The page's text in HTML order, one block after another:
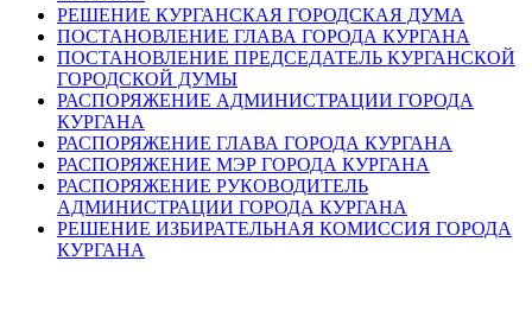
РЕШЕНИЕ КУРГАНСКАЯ ГОРОДСКАЯ ДУМА
ПОСТАНОВЛЕНИЕ ГЛАВА ГОРОДА КУРГАНА
ПОСТАНОВЛЕНИЕ ПРЕДСЕДАТЕЛЬ КУРГАНСКОЙ
ГОРОДСКОЙ ДУМЫ
РАСПОРЯЖЕНИЕ АДМИНИСТРАЦИИ ГОРОДА
КУРГАНА
РАСПОРЯЖЕНИЕ ГЛАВА ГОРОДА КУРГАНА
РАСПОРЯЖЕНИЕ МЭР ГОРОДА КУРГАНА
РАСПОРЯЖЕНИЕ РУКОВОДИТЕЛЬ
АДМИНИСТРАЦИИ ГОРОДА КУРГАНА
РЕШЕНИЕ ИЗБИРАТЕЛЬНАЯ КОМИССИЯ ГОРОДА
КУРГАНА